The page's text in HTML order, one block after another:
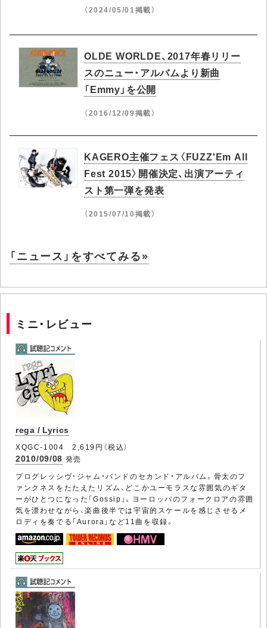
（2024/05/01掲載）
OLDE WORLDE、2017年春リリー
スのニュー・アルバムより新曲
「Emmy」を公開
（2016/12/09掲載）
KAGERO主催フェス〈FUZZ'Em All
Fest 2015〉開催決定、出演アーティ
スト第一弾を発表
（2015/07/10掲載）
「ニュース」をすべてみる»
ミニ・レビュー
rega / Lyrics
XQGC-1004 2,619円（税込）
2010/09/08 発売
プログレッシヴ・ジャム・バンドのセカンド・アルバム。骨太のフ
ァンクネスをたたえたリズム、どこかユーモラスな雰囲気のギタ
ーがひとつになった「Gossip」。ヨーロッパのフォークロアの雰囲
気を漂わせながら、楽曲後半では宇宙的スケールを感じさせるメ
ロディを奏でる「Aurora」など11曲を収録。